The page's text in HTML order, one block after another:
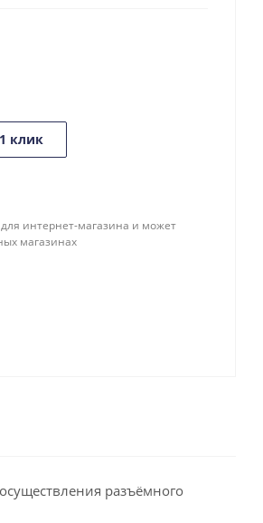
клик
интернет-магазина и может
магазинах
разъёмного